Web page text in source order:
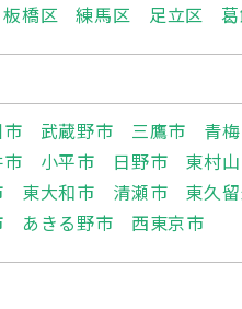
板橋区 練馬区 足立区
武蔵野市 三鷹市 青
小平市 日野市 東村
東大和市 清瀬市 東久
あきる野市 西東京市